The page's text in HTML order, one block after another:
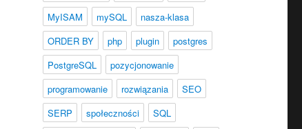
MyISAM
mySQL
nasza-klasa
ORDER BY
php plugin
postgres
PostgreSQL
pozycjonowanie
programowanie
rozwiązania
SEO
SERP
społeczności
SQL